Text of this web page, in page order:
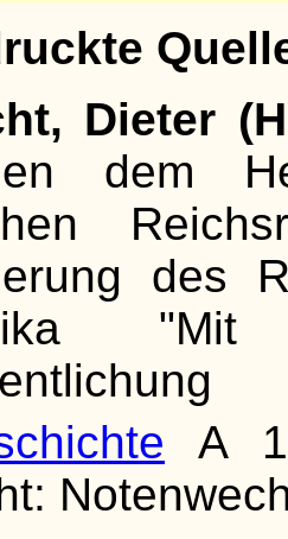
Dieter
dem
des
"Mit
A